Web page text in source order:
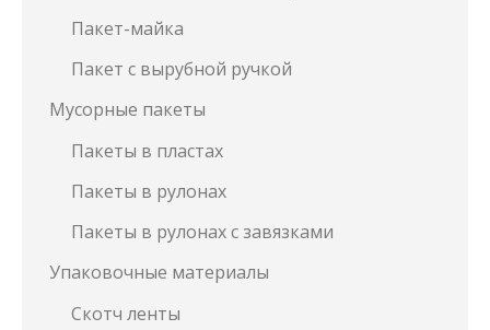
Пакет-майка
Пакет с вырубной ручкой
Мусорные пакеты
Пакеты в пластах
Пакеты в рулонах
Пакеты в рулонах с завязками
Упаковочные материалы
Скотч ленты